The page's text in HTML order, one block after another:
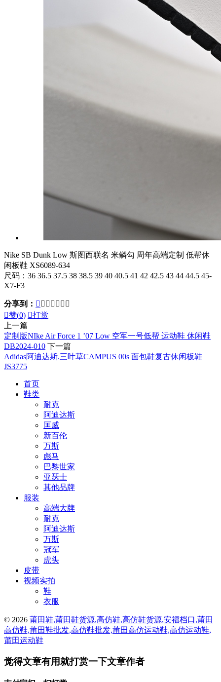
Nike SB Dunk Low 斯图西联名 米鳞勾 周年高端定制 低帮休
闲板鞋 XS6089-634
尺码：36 36.5 37.5 38 38.5 39 40 40.5 41 42 42.5 43 44 44.5 45-
X7-F3
分享到：       
赞(0) 打赏
上一篇
定制版NIke Air Force 1 ’07 Low 空军一号低帮 运动鞋 休闲鞋
DB2024-010 下一篇
Adidas阿迪达斯.三叶草CAMPUS 00s 面包鞋复古休闲板鞋
JS3775
首页
鞋类
耐克
阿迪达斯
匡威
新百伦
万斯
彪马
巴黎世家
亚瑟士
其他品牌
服装
高端大牌
耐克
阿迪达斯
万斯
冠军
虎头
皮带
视频实拍
鞋
衣服
© 2026 莆田鞋,莆田鞋货源,高仿鞋,高仿鞋货源,安福档口,莆田
高仿鞋,莆田鞋批发,高仿鞋批发,莆田高仿运动鞋,高仿运动鞋,
莆田运动鞋
觉得文章有用就打赏一下文章作者